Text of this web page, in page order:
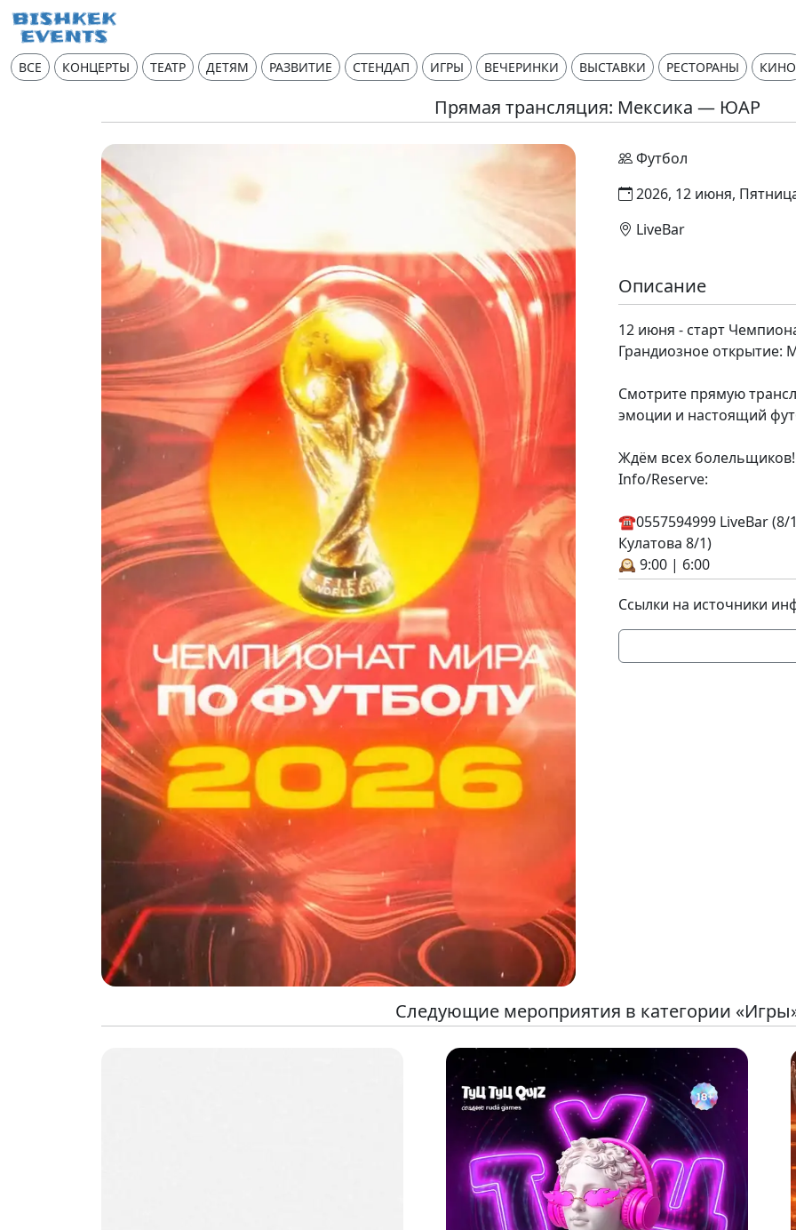
ВСЕ КОНЦЕРТЫ ТЕАТР ДЕТЯМ РАЗВИТИЕ СТЕНДАП ИГРЫ ВЕЧЕРИНКИ ВЫСТАВКИ РЕСТОРАНЫ КИНО
Прямая трансляция: Мексика — ЮАР
Футбол
2026, 12 июня,
LiveBar
Описание
12 июня - старт
Грандиозное открытие:
Смотрите прямую
эмоции и настоящий
Ждём всех болельщиков!
Info/Reserve:
☎️0557594999 LiveBar
Кулатова 8/1)
🕰️ 9:00 | 6:00
Ссылки на источники
Следующие мероприятия в категории